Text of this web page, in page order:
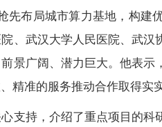
布局城市算力基地，构建
、武汉大学人民医院、武汉
景广阔、潜力巨大。他表示
精准的服务推动合作取得实
支持，介绍了重点项目的